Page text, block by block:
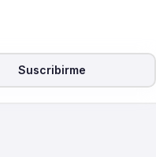
Suscribirme